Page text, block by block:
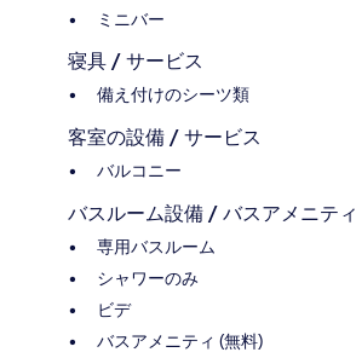
ミニバー
寝具 / サービス
備え付けのシーツ類
客室の設備 / サービス
バルコニー
バスルーム設備 / バスアメニティ
専用バスルーム
シャワーのみ
ビデ
バスアメニティ (無料)